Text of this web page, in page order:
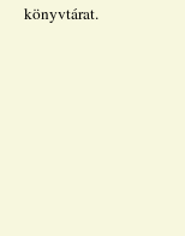
könyvtárat.